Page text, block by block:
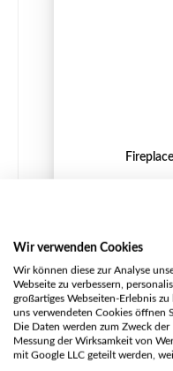
Sofort
Wir verwenden Cookies
Wir können diese zur Analyse
Webseite zu verbessern,
großartiges Webseiten-Erlebnis
uns verwendeten Cookies öffnen
Die Daten werden zum Zweck
Messung der Wirksamkeit von
mit Google LLC geteilt werden,